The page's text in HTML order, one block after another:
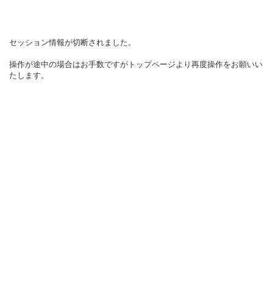
セッション情報が切断されました。
操作が途中の場合はお手数ですがトップページより再度操作をお願いい
たします。